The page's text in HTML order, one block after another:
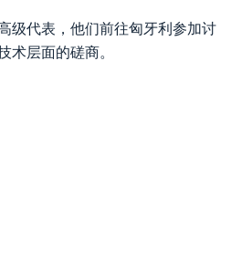
级代表，他们前往匈牙利参加讨
术层面的磋商。